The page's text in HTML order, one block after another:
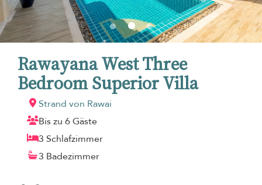
Rawayana West Three
Bedroom Superior Villa
Strand von Rawai
Bis zu 6 Gäste
3 Schlafzimmer
3 Badezimmer